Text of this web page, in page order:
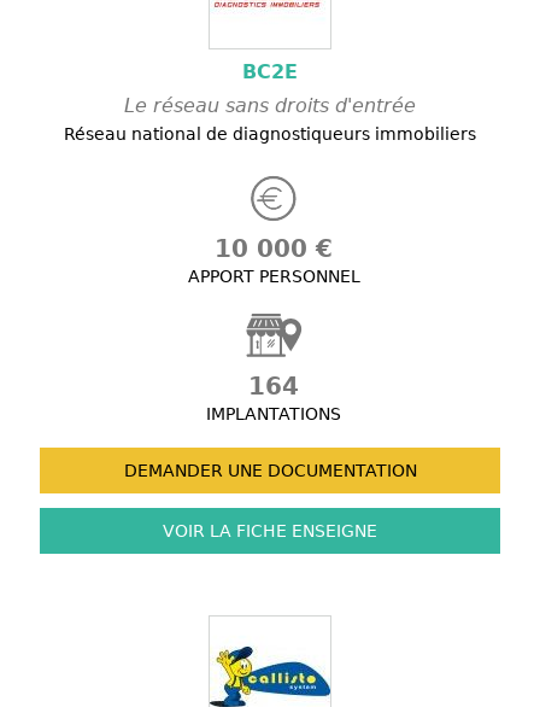
BC2E
Le réseau sans droits d'entrée
Réseau national de diagnostiqueurs immobiliers
10 000 €
APPORT PERSONNEL
164
IMPLANTATIONS
DEMANDER UNE DOCUMENTATION
VOIR LA FICHE ENSEIGNE